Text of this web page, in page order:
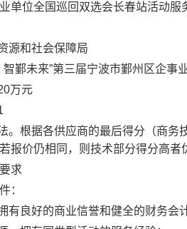
单位全国巡回双选会长春站活动服
源和社会保障局
智鄞未来”第三届宁波市鄞州区企
万元
。根据各供应商的最后得分（商
报价仍相同，则技术部分得分高
求
：
有良好的商业信誉和健全的财务会